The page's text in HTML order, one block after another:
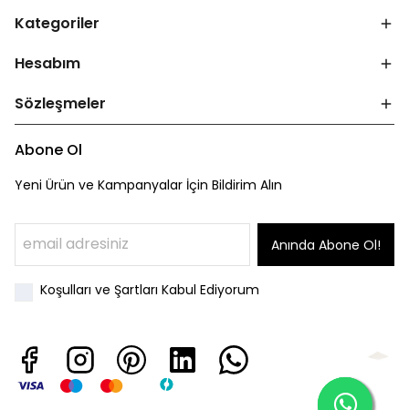
Kategoriler
Hesabım
Sözleşmeler
Abone Ol
Yeni Ürün ve Kampanyalar İçin Bildirim Alın
Anında Abone Ol!
Koşulları ve Şartları Kabul Ediyorum